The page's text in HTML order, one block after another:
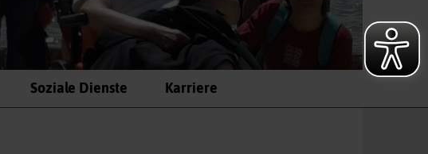
Soziale Dienste Karriere